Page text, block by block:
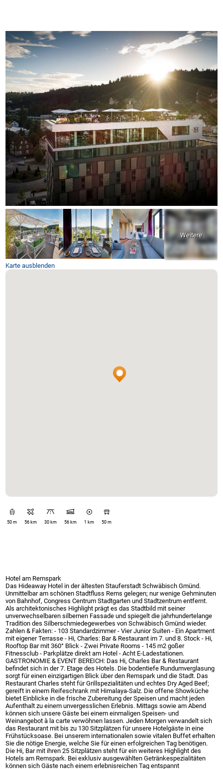
Karte ausblenden
50 m 56 km 30 km 56 km 1 km 50 m
Hotel am Remspark
Das Hideaway Hotel in der ältesten Stauferstadt Schwäbisch Gmünd.
Unmittelbar am schönen Stadtfluss Rems gelegen; nur wenige Gehminuten
von Bahnhof, Congress Centrum Stadtgarten und Stadtzentrum entfernt.
Als architektonisches Highlight prägt es das Stadtbild mit seiner
unverwechselbaren silbernen Fassade und spiegelt die jahrhundertelange
Tradition des Silberschmiedegewerbes von Schwäbisch Gmünd wieder.
Zahlen & Fakten: - 103 Standardzimmer - Vier Junior Suiten - Ein Apartment
mit eigener Terrasse - Hi, Charles: Bar & Restaurant im 7. und 8. Stock - Hi,
Rooftop Bar mit 360° Blick - Zwei Private Rooms - 145 m2 goßer
Fitnessclub - Parkplätze direkt am Hotel - Acht E-Ladestationen.
GASTRONOMIE & EVENT BEREICH: Das Hi, Charles Bar & Restaurant
befindet sich in der 7. Etage des Hotels. Die bodentiefe Rundumverglasung
sorgt für einen einzigartigen Blick über den Remspark und die Stadt. Das
Restaurant Charles steht für Grillspezialitäten und echtes Dry Aged Beef;
gereift in einem Reifeschrank mit Himalaya-Salz. Die offene Showküche
bietet Einblicke in die frische Zubereitung der Speisen und macht jeden
Aufenthalt zu einem unvergesslichen Erlebnis. Mittags sowie am Abend
können sich unsere Gäste bei einem einmaligen Speisen- und
Weinangebot à la carte verwöhnen lassen. Jeden Morgen verwandelt sich
das Restaurant mit bis zu 130 Sitzplätzen für unsere Hotelgäste in eine
Frühstücksoase. Bei unserem internationalen sowie vitalen Buffet erhalten
Sie die nötige Energie, welche Sie für einen erfolgreichen Tag benötigen.
Die Hi, Bar mit ihren 25 Sitzplätzen steht für ein weiteres Highlight des
Hotels am Remspark. Bei exklusiv ausgewählten Getränkespezialitäten
können sich Gäste nach einem erlebnisreichen Tag entspannt